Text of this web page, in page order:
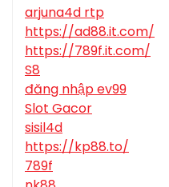
arjuna4d rtp
https://ad88.it.com/
https://789f.it.com/
S8
đăng nhập ev99
Slot Gacor
sisil4d
https://kp88.to/
789f